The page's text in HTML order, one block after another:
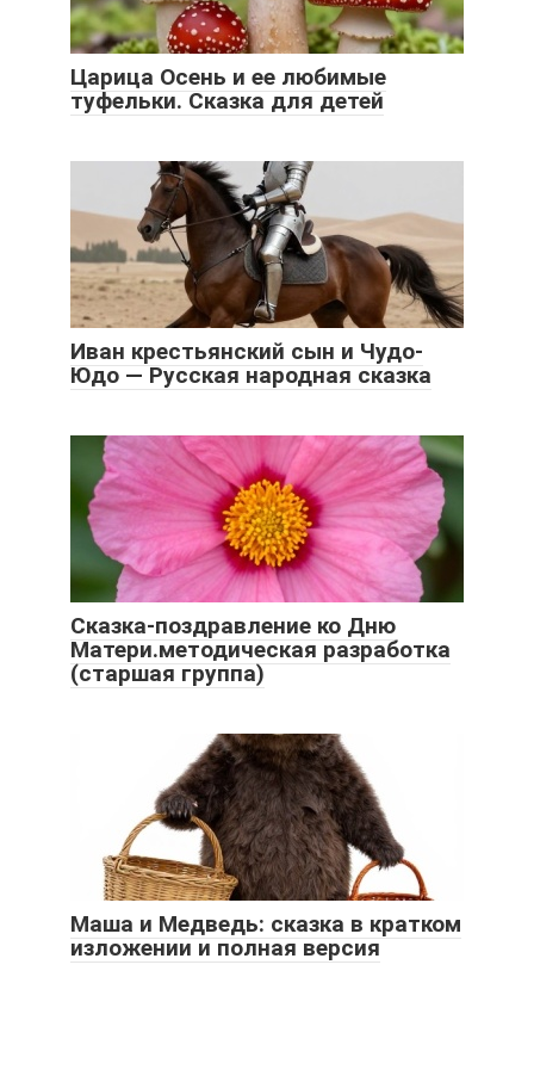
Царица Осень и ее любимые
туфельки. Сказка для детей
Иван крестьянский сын и Чудо-
Юдо — Русская народная сказка
Сказка-поздравление ко Дню
Матери.методическая разработка
(старшая группа)
Маша и Медведь: сказка в кратком
изложении и полная версия